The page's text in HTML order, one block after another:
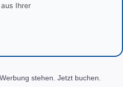
Ihrer
stehen. Jetzt buchen.